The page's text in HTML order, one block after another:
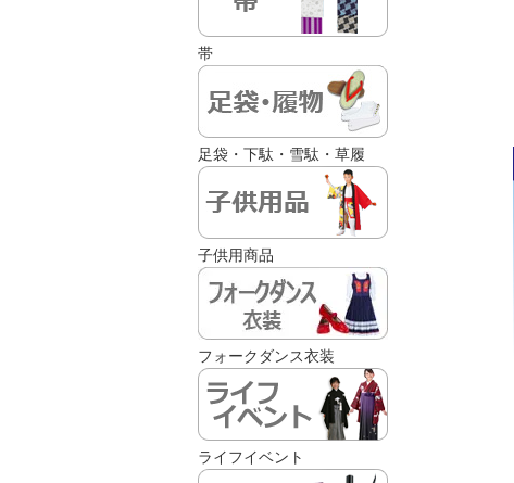
帯
足袋・下駄・雪駄・草履
子供用商品
フォークダンス衣装
ライフイベント